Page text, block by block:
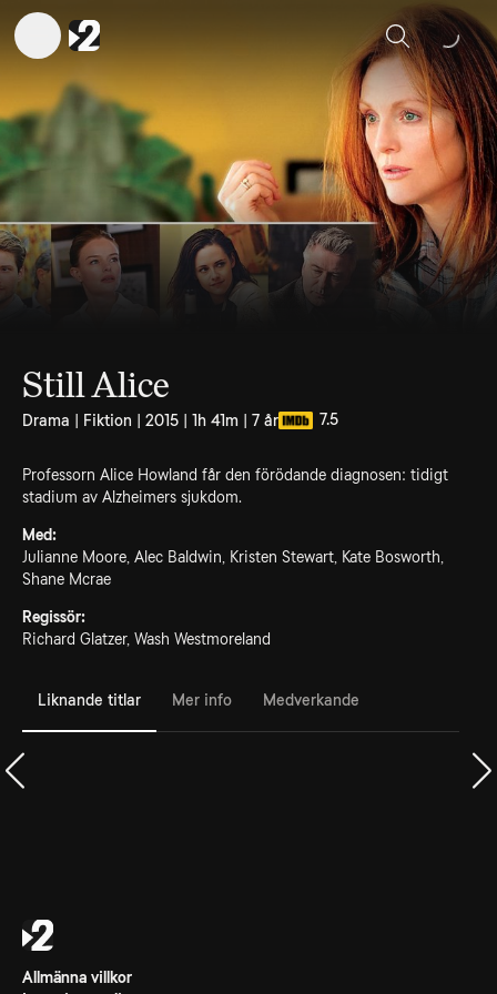
Sök
Still Alice
Drama | Fiktion | 2015 | 1h 41m | 7 år 7.5
Professorn Alice Howland får den förödande diagnosen: tidigt
stadium av Alzheimers sjukdom.
Med:
Julianne Moore, Alec Baldwin, Kristen Stewart, Kate Bosworth,
Shane Mcrae
Regissör:
Richard Glatzer, Wash Westmoreland
Liknande titlar Mer info Medverkande
Allmänna villkor